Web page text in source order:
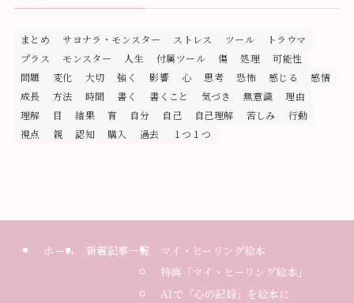
まとめ サヨナラ・モンスター ストレス ツール
トラウマ
プラス
モンスター 人生 付属ツール 傷 処理
可能性
問題
変化 大切 強く 影響 心 思考 恐怖 感じる
感情
成長
方法 時間 書く 書くこと 気づき 無意識
理由
理解
目 結果 育 自分 自己 自己理解 苦しみ
行動
視点
親 認知 購入 過去 １つ１つ
ホーム 新着記事一覧
マイ・ヒーリング絵本
特典「マイ・ヒーリング絵本」
AIで「心の記録」を絵本に